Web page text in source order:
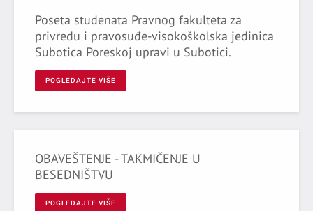
Poseta studenata Pravnog fakulteta za
privredu i pravosuđe-visokoškolska jedinica
Subotica Poreskoj upravi u Subotici.
POGLEDAJTE VIŠE
OBAVEŠTENJE - TAKMIČENJE U
BESEDNIŠTVU
POGLEDAJTE VIŠE